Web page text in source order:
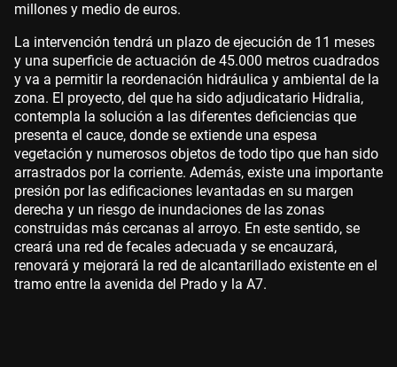
millones y medio de euros.
La intervención tendrá un plazo de ejecución de 11 meses
y una superficie de actuación de 45.000 metros cuadrados
y va a permitir la reordenación hidráulica y ambiental de la
zona. El proyecto, del que ha sido adjudicatario Hidralia,
contempla la solución a las diferentes deficiencias que
presenta el cauce, donde se extiende una espesa
vegetación y numerosos objetos de todo tipo que han sido
arrastrados por la corriente. Además, existe una importante
presión por las edificaciones levantadas en su margen
derecha y un riesgo de inundaciones de las zonas
construidas más cercanas al arroyo. En este sentido, se
creará una red de fecales adecuada y se encauzará,
renovará y mejorará la red de alcantarillado existente en el
tramo entre la avenida del Prado y la A7.